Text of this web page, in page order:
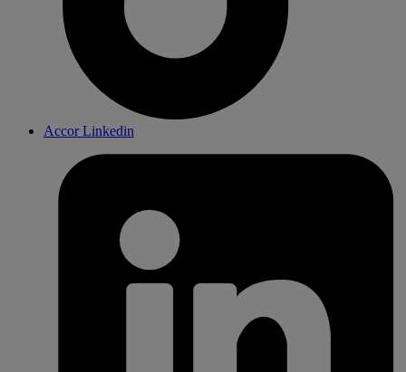
Accor Linkedin